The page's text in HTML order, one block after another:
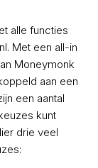
alle functies
Met een all-in
Moneymonk
aan een
een aantal
kunt
drie veel